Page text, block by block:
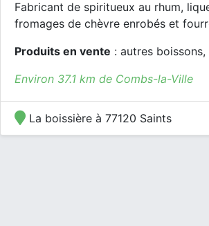
Fabricant de spiritueux au rhum,
fromages de chèvre enrobés et
Produits en vente : autres
Environ 37.1 km de Combs-la-Ville
La boissière à 77120 Saints